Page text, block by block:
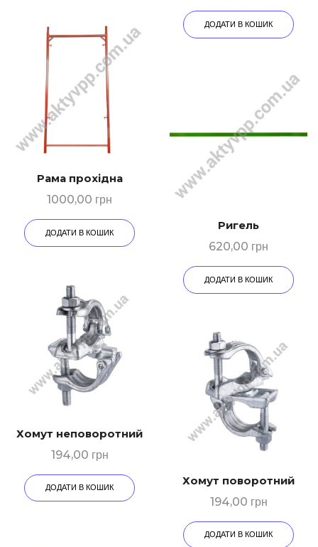
ДОДАТИ В КОШИК
Рама прохідна
1000,00 грн
ДОДАТИ В КОШИК
Ригeль
620,00 грн
ДОДАТИ В КОШИК
Хомут неповоротний
194,00 грн
ДОДАТИ В КОШИК
Хомут поворотний
194,00 грн
ДОДАТИ В КОШИК